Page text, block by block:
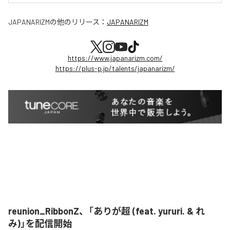
JAPANARIZMの他のリリース： JAPANARIZM
https://www.japanarizm.com/
https://plus-p.jp/talents/japanarizm/
reunion_RibbonZ、「ありが超 (feat. yururi. & れ
み)」を配信開始